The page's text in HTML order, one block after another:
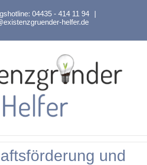
04435 - 414 11 94
|
helfer.de
und